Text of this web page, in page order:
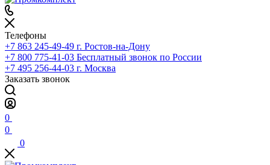
Телефоны
+7 863 245-49-49 г. Ростов-на-Дону
+7 800 775-41-03 Бесплатный звонок по России
+7 495 256-44-03 г. Москва
Заказать звонок
0
0
0